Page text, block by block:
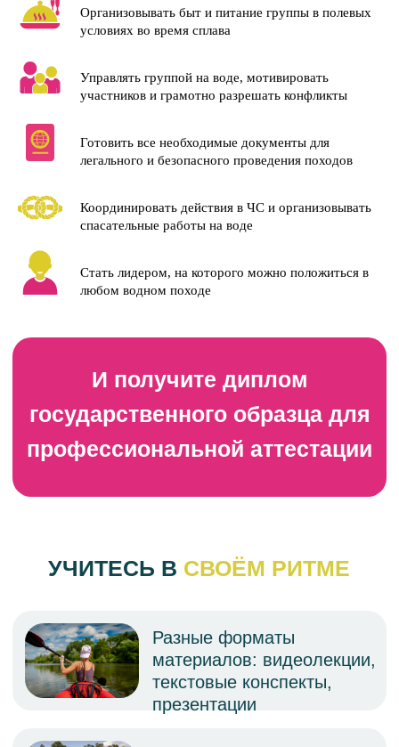
Организовывать быт и питание группы в полевых
условиях во время сплава
Управлять группой на воде, мотивировать
участников и грамотно разрешать конфликты
Готовить все необходимые документы для
легального и безопасного проведения походов
Координировать действия в ЧС и организовывать
спасательные работы на воде
Стать лидером, на которого можно положиться в
любом водном походе
УЧИТЕСЬ В
Остались вопросы? Напишите
нам — мы поможем!
Разные форматы
текстовые конспекты,
Гибкий график: проходите
(переподготовке) по
проводник водного
туризма»